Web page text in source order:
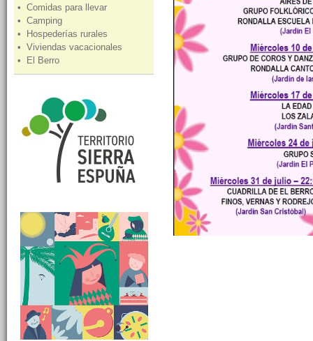
• Comidas para llevar
• Camping
• Hospederías rurales
• Viviendas vacacionales
• El Berro